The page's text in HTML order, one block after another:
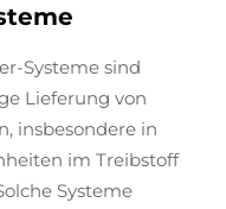
Systeme sind
Lieferung von
insbesondere in
im Treibstoff
Systeme